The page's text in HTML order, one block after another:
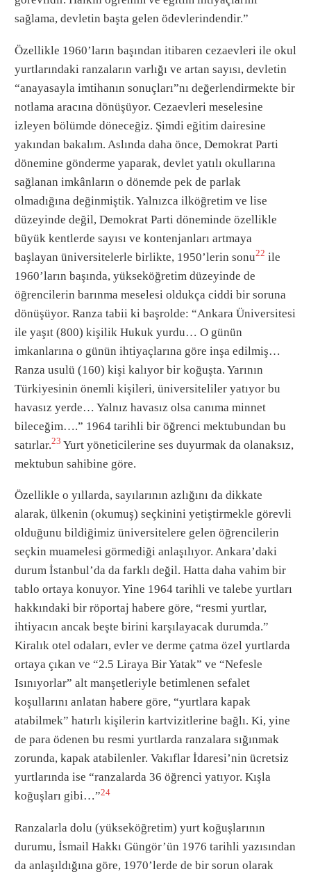
sağlama, devletin başta gelen ödevlerindendir.”
Özellikle 1960’ların başından itibaren cezaevleri ile okul
yurtlarındaki ranzaların varlığı ve artan sayısı, devletin
“anayasayla imtihanın sonuçları”nı değerlendirmekte bir
notlama aracına dönüşüyor. Cezaevleri meselesine
izleyen bölümde döneceğiz. Şimdi eğitim dairesine
yakından bakalım. Aslında daha önce, Demokrat Parti
dönemine gönderme yaparak, devlet yatılı okullarına
sağlanan imkânların o dönemde pek de parlak
olmadığına değinmiştik. Yalnızca ilköğretim ve lise
düzeyinde değil, Demokrat Parti döneminde özellikle
büyük kentlerde sayısı ve kontenjanları artmaya
başlayan üniversitelerle birlikte, 1950’lerin sonu22 ile
1960’ların başında, yükseköğretim düzeyinde de
öğrencilerin barınma meselesi oldukça ciddi bir soruna
dönüşüyor. Ranza tabii ki başrolde: “Ankara Üniversitesi
ile yaşıt (800) kişilik Hukuk yurdu… O günün
imkanlarına o günün ihtiyaçlarına göre inşa edilmiş…
Ranza usulü (160) kişi kalıyor bir koğuşta. Yarının
Türkiyesinin önemli kişileri, üniversiteliler yatıyor bu
havasız yerde… Yalnız havasız olsa canıma minnet
bileceğim….” 1964 tarihli bir öğrenci mektubundan bu
satırlar.23 Yurt yöneticilerine ses duyurmak da olanaksız,
mektubun sahibine göre.
Özellikle o yıllarda, sayılarının azlığını da dikkate
alarak, ülkenin (okumuş) seçkinini yetiştirmekle görevli
olduğunu bildiğimiz üniversitelere gelen öğrencilerin
seçkin muamelesi görmediği anlaşılıyor. Ankara’daki
durum İstanbul’da da farklı değil. Hatta daha vahim bir
tablo ortaya konuyor. Yine 1964 tarihli ve talebe yurtları
hakkındaki bir röportaj habere göre, “resmi yurtlar,
ihtiyacın ancak beşte birini karşılayacak durumda.”
Kiralık otel odaları, evler ve derme çatma özel yurtlarda
ortaya çıkan ve “2.5 Liraya Bir Yatak” ve “Nefesle
Isınıyorlar” alt manşetleriyle betimlenen sefalet
koşullarını anlatan habere göre, “yurtlara kapak
atabilmek” hatırlı kişilerin kartvizitlerine bağlı. Ki, yine
de para ödenen bu resmi yurtlarda ranzalara sığınmak
zorunda, kapak atabilenler. Vakıflar İdaresi’nin ücretsiz
yurtlarında ise “ranzalarda 36 öğrenci yatıyor. Kışla
koğuşları gibi…”24
Ranzalarla dolu (yükseköğretim) yurt koğuşlarının
durumu, İsmail Hakkı Güngör’ün 1976 tarihli yazısından
da anlaşıldığına göre, 1970’lerde de bir sorun olarak